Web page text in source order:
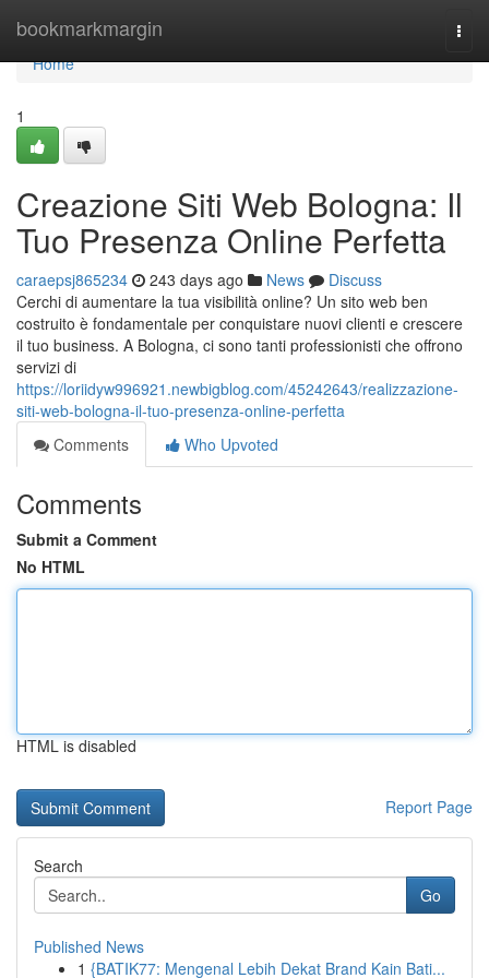
bookmarkmargin
Home
Home
1
Creazione Siti Web Bologna: Il
Tuo Presenza Online Perfetta
caraepsj865234 243 days ago News
Discuss
Cerchi di aumentare la tua visibilità online? Un sito web ben
costruito è fondamentale per conquistare nuovi clienti e crescere
il tuo business. A Bologna, ci sono tanti professionisti che offrono
servizi di
https://loriidyw996921.newbigblog.com/45242643/realizzazione-
siti-web-bologna-il-tuo-presenza-online-perfetta
Comments
Who Upvoted
Comments
Submit a Comment
No HTML
HTML is disabled
Report Page
Search
Go
Published News
1 {BATIK77: Mengenal Lebih Dekat Brand Kain Bati...